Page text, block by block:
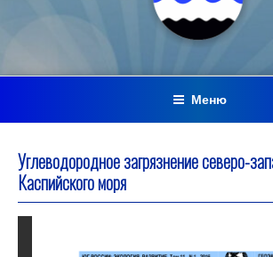
Меню
Углеводородное загрязнение северо-
Каспийского моря